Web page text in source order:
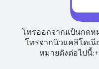
โทรออกจากแป้นกดห
โทรจากนิวแคลิโดเนี
หมายดังต่อไปนี้:+